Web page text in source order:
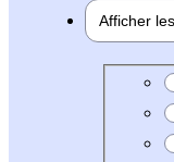
Afficher
Date